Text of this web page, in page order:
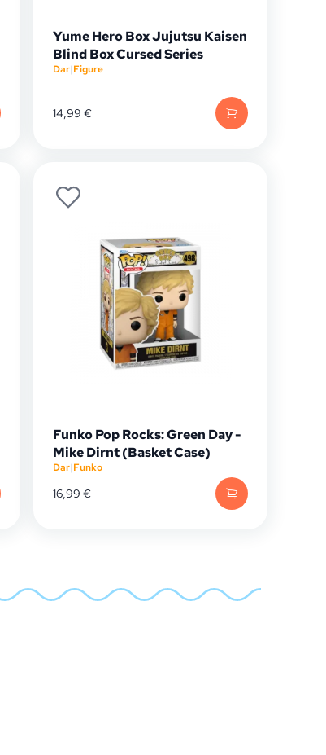
Yume Hero Box Jujutsu Kaisen
Blind Box Cursed Series
Dar|Figure
14,99 €
Funko Pop Rocks: Green Day -
Mike Dirnt (Basket Case)
Dar|Funko
16,99 €